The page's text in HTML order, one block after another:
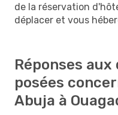
de la réservation
déplacer et vous
Réponses
posées
Abuja à